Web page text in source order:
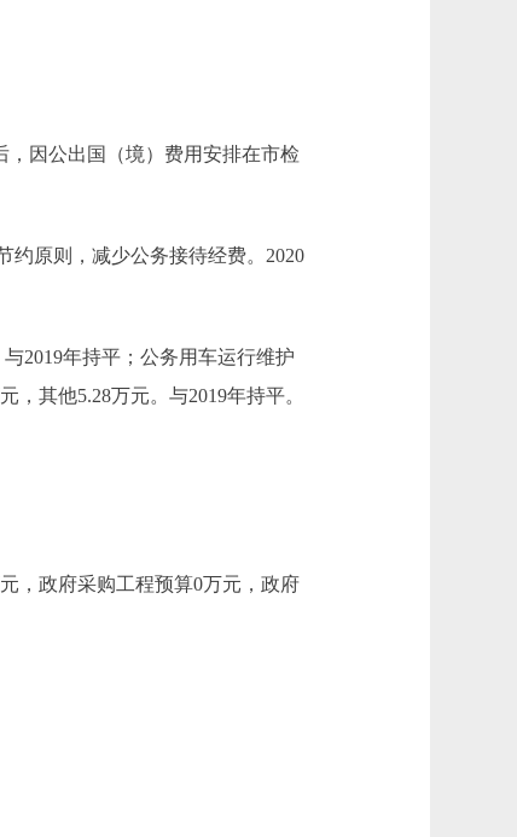
因公出国（境）费用安排在市检
原则，减少公务接待经费。2020
2019年持平；公务用车运行维护
，其他5.28万元。与2019年持平。
，政府采购工程预算0万元，政府